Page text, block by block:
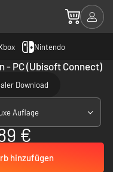
Nintendo
- PC (Ubisoft Connect)
Download
Auflage
€
hinzufügen